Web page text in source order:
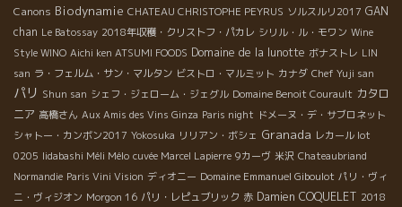
Canons Biodynamie CHATEAU CHRISTOPHE PEYRUS ソルスルリ2017 GAN
chan Le Batossay 2018年収穫・クリストフ・パカレ シリル・ル・モワン Wine
Style WINO Aichi ken ATSUMI FOODS Domaine de la lunotte ボナストレ LIN
san ラ・フェルム・サン・マルタン ビストロ・マルミット カナダ Chef Yuji san
パリ Shun san シェフ・ジェローム・ジェグル Domaine Benoit Courault カタロ
ニア 高橋さん Aux Amis des Vins Ginza Paris night ドメーヌ・デ・サブロネット
シャトー・カンボン2017 Yokosuka リリアン・ボシェ Granada レカール lot
0205 Iidabashi Méli Mélo cuvée Marcel Lapierre 9カーヴ 米沢 Chateaubriand
Normandie Paris Vini Vision ディオニー Domaine Emmanuel Giboulot パリ・ヴィ
ニ・ヴィジオン Morgon 16 パリ・レピュブリック 赤 Damien COQUELET 2018